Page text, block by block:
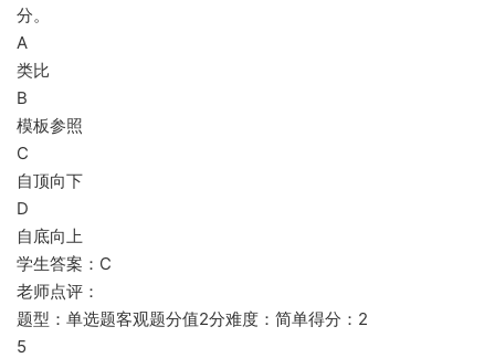
分。
A
类比
B
模板参照
C
自顶向下
D
自底向上
学生答案：C
老师点评：
题型：单选题客观题分值2分难度：简单得分：2
5